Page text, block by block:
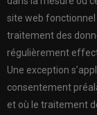
site web fonctionnel
traitement des
régulièrement
Une exception
consentement
et où le traitement